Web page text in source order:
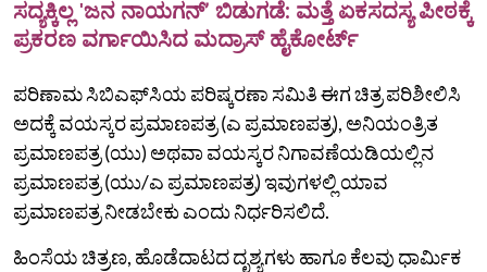
ಸದ್ಯಕ್ಕಿಲ್ಲ 'ಜನ ನಾಯಗನ್ʼ ಬಿಡುಗಡೆ: ಮತ್ತೆ ಏಕಸದಸ್ಯ ಪೀಠಕ್ಕೆ
ಪ್ರಕರಣ ವರ್ಗಾಯಿಸಿದ ಮದ್ರಾಸ್ ಹೈಕೋರ್ಟ್
ಪರಿಣಾಮ ಸಿಬಿಎಫ್‌ಸಿಯ ಪರಿಷ್ಕರಣಾ ಸಮಿತಿ ಈಗ ಚಿತ್ರ ಪರಿಶೀಲಿಸಿ
ಅದಕ್ಕೆ ವಯಸ್ಕರ ಪ್ರಮಾಣಪತ್ರ (ಎ ಪ್ರಮಾಣಪತ್ರ), ಅನಿಯಂತ್ರಿತ
ಪ್ರಮಾಣಪತ್ರ (ಯು) ಅಥವಾ ವಯಸ್ಕರ ನಿಗಾವಣೆಯಡಿಯಲ್ಲಿನ
ಪ್ರಮಾಣಪತ್ರ (ಯು/ಎ ಪ್ರಮಾಣಪತ್ರ) ಇವುಗಳಲ್ಲಿ ಯಾವ
ಪ್ರಮಾಣಪತ್ರ ನೀಡಬೇಕು ಎಂದು ನಿರ್ಧರಿಸಲಿದೆ.
ಹಿಂಸೆಯ ಚಿತ್ರಣ, ಹೊಡೆದಾಟದ ದೃಶ್ಯಗಳು ಹಾಗೂ ಕೆಲವು ಧಾರ್ಮಿಕ